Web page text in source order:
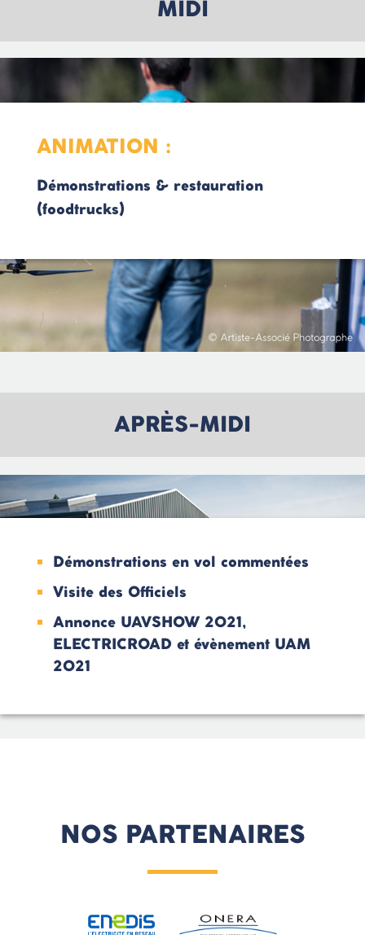
MIDI
ANIMATION :
Démonstrations & restauration
(foodtrucks)
APRÈS-MIDI
Démonstrations en vol commentées
Visite des Officiels
Annonce UAVSHOW 2021,
ELECTRICROAD et évènement UAM
2021
NOS PARTENAIRES